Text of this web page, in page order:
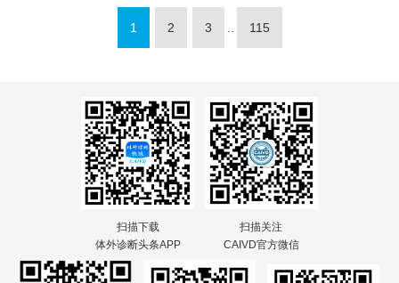
1 2 3 115
扫描下载
体外诊断头条APP
扫描关注
CAIVD官方微信